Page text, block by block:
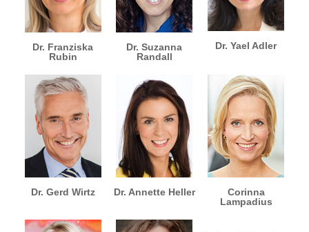
Dr. Franziska
Rubin
Dr. Suzanna
Randall
Dr. Yael Adler
Dr. Gerd Wirtz Dr. Annette Heller
Corinna
Lampadius